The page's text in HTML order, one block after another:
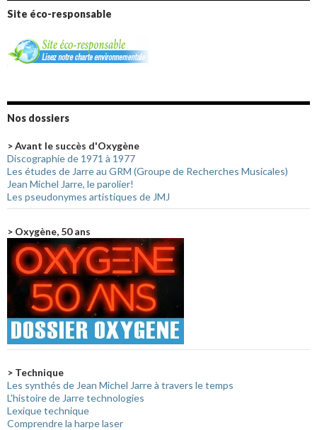
Site éco-responsable
Nos dossiers
> Avant le succès d'Oxygène
Discographie de 1971 à 1977
Les études de Jarre au GRM (Groupe de Recherches Musicales)
Jean Michel Jarre, le parolier!
Les pseudonymes artistiques de JMJ
> Oxygène, 50 ans
> Technique
Les synthés de Jean Michel Jarre à travers le temps
L'histoire de Jarre technologies
Lexique technique
Comprendre la harpe laser